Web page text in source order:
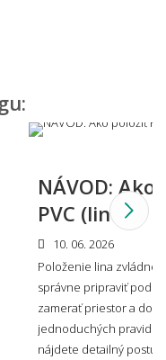
a
vyzerala u
aj do iného
NÁVOD: Ako
PVC (lino)
10. 06. 2026
Položenie lina zvládne
správne pripraviť
zamerať priestor a
jednoduchých
nájdete detailný